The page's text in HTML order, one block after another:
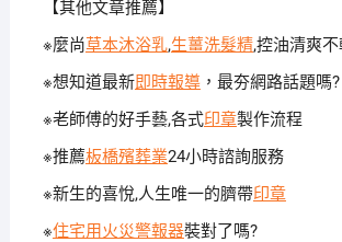
【其他文章推薦】
※麼尚草本沐浴乳,生薑洗髮精,控油清爽
※想知道最新即時報導，最夯網路話題嗎?
※老師傅的好手藝,各式印章製作流程
※推薦板橋殯葬業24小時諮詢服務
※新生的喜悅,人生唯一的臍帶印章
※住宅用火災警報器裝對了嗎?